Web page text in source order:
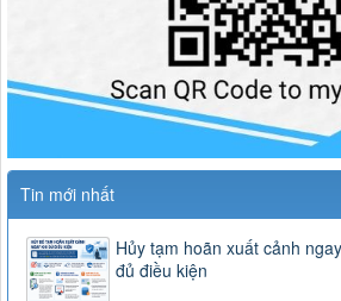
Tin mới nhất
Hủy tạm hoãn xuất cảnh
đủ điều kiện